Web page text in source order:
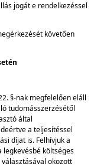
jogát e rendelkezéssel
követően
§-nak megfelelően eláll
tudomásszerzésétől
által
a teljesítéssel
díjat is. Felhívjuk a
legkevésbé költséges
okozott